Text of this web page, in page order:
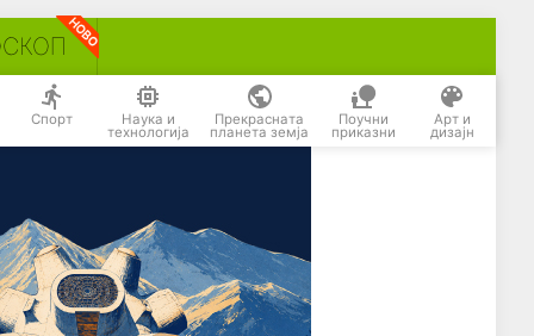
Спорт Наука и
технологија
Прекрасната
планета земја
Поучни
приказни
Арт и
дизајн